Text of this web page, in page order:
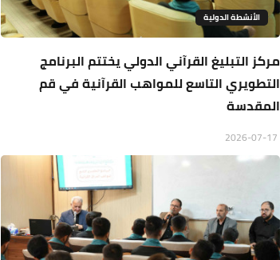
الأنشطة الدولية
مركز التبليغ القرآني الدولي يختتم البرنامج
التطويري التاسع للمواهب القرآنية في قم
المقدسة